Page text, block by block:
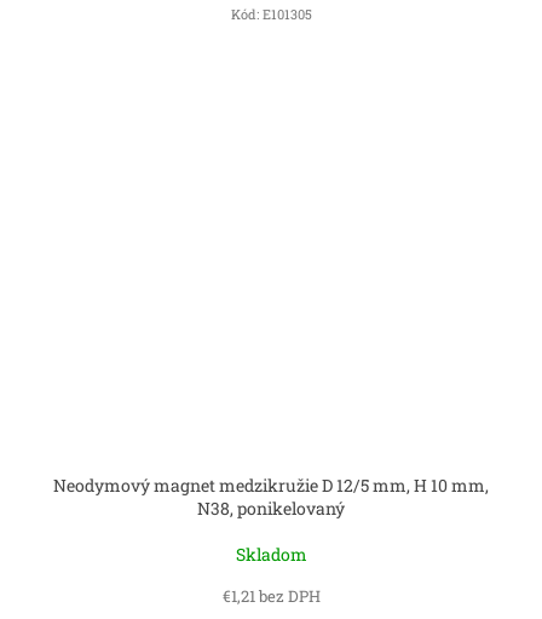
Kód: E101305
Neodymový magnet medzikružie D 12/5 mm, H 10 mm,
N38, ponikelovaný
Skladom
€1,21 bez DPH